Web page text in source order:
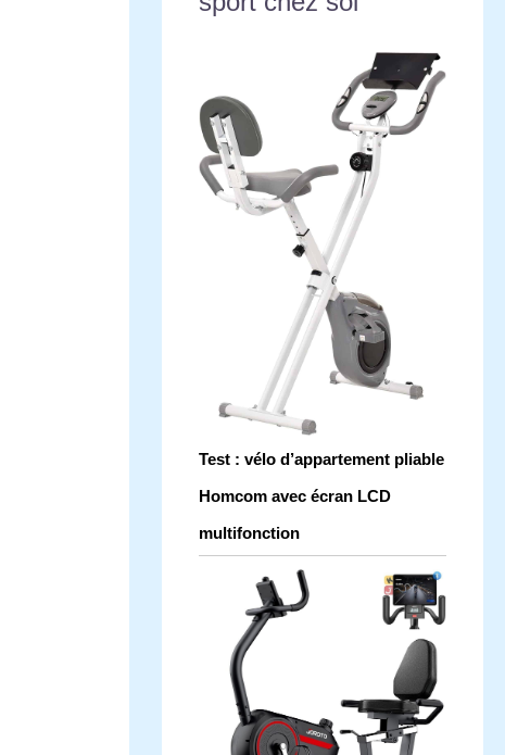
Test : vélo d’appartement pliable
Homcom avec écran LCD
multifonction